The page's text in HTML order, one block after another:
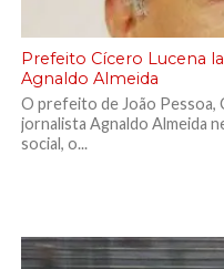
Prefeito Cícero Lucena
Agnaldo Almeida
O prefeito de João Pessoa,
jornalista Agnaldo Almeida
social, o...